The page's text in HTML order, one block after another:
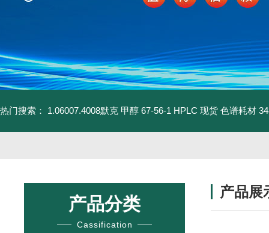
热门搜索： 1.06007.4008默克 甲醇 67-56-1 HPLC 现货 色谱耗材
产品分类
Cassification
产品展